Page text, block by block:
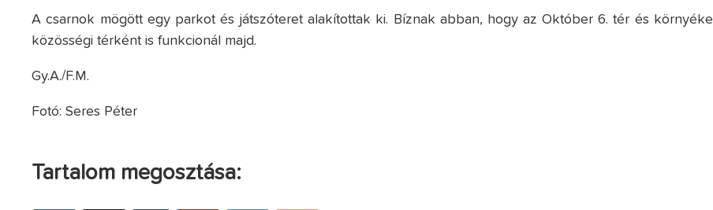
A csarnok mögött egy parkot és játszóteret alakítottak ki. Bíznak abban, hogy az Október 6. tér és környéke
közösségi térként is funkcionál majd.
Gy.A./F.M.
Fotó: Seres Péter
Tartalom megosztása: